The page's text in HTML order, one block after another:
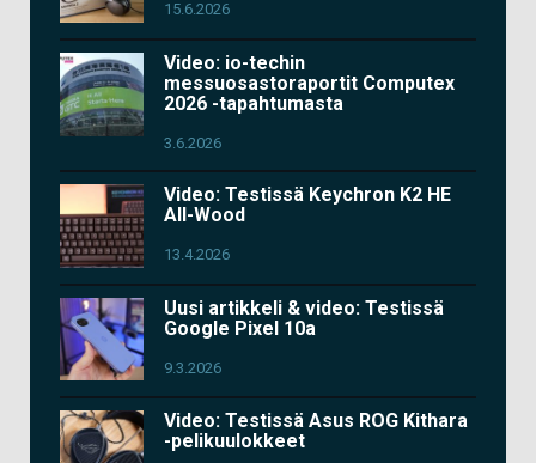
15.6.2026
Video: io-techin
messuosastoraportit Computex
2026 -tapahtumasta
3.6.2026
Video: Testissä Keychron K2 HE
All-Wood
13.4.2026
Uusi artikkeli & video: Testissä
Google Pixel 10a
9.3.2026
Video: Testissä Asus ROG Kithara
-pelikuulokkeet